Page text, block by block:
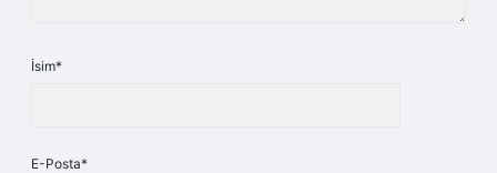
İsim*
E-Posta*